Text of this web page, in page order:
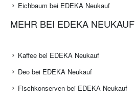
Eichbaum bei EDEKA Neukauf
MEHR BEI EDEKA NEUKAUF
Kaffee bei EDEKA Neukauf
Deo bei EDEKA Neukauf
Fischkonserven bei EDEKA Neukauf